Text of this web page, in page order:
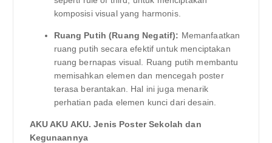
komposisi visual yang harmonis.
Ruang Putih (Ruang Negatif): Memanfaatkan
ruang putih secara efektif untuk menciptakan
ruang bernapas visual. Ruang putih membantu
memisahkan elemen dan mencegah poster
terasa berantakan. Hal ini juga menarik
perhatian pada elemen kunci dari desain.
AKU AKU AKU. Jenis Poster Sekolah dan
Kegunaannya